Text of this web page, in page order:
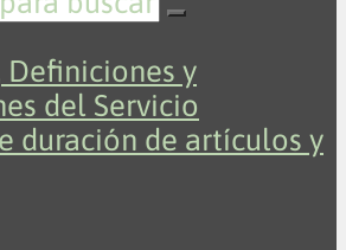
Definiciones y
del Servicio
duración de artículos y